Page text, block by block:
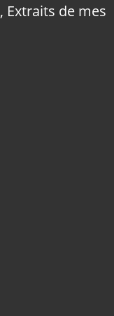
, Extraits de mes